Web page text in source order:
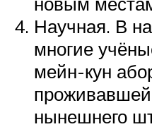
Научная. В
многие
мейн-кун
нынешнего